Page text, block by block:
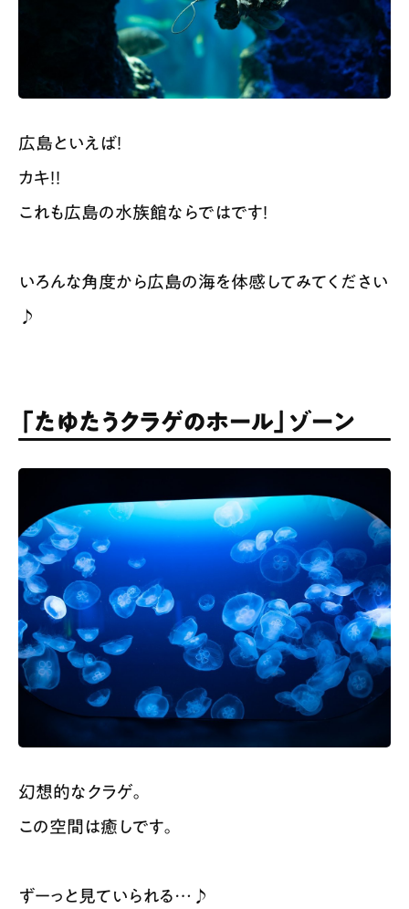
広島といえば！
カキ！！
これも広島の水族館ならではです！
いろんな角度から広島の海を体感してみてください
♪
「たゆたうクラゲのホール」ゾーン
幻想的なクラゲ。
この空間は癒しです。
ずーっと見ていられる…♪